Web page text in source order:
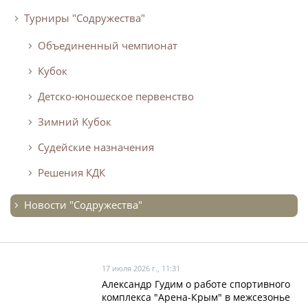
Турниры "Содружества"
Объединенный чемпионат
Кубок
Детско-юношеское первенство
Зимний Кубок
Судейские назначения
Решения КДК
Новости "Содружества"
17 июля 2026 г., 11:31
Александр Гудим о работе спортивного
комплекса "Арена-Крым" в межсезонье